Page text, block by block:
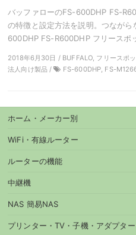
バッファローのFS-600DHP FS-
の特徴と設定方法を説明。つなが
600DHP FS-R600DHP フリースポ
2018年6月30日 / BUFFALO, フリースポ
法人向け製品 /
FS-600DHP, FS-
ホーム・メーカー別
WiFi・有線ルーター
ルーターの機能
中継機
NAS 簡易NAS
プリンター・TV・子機・アダプター